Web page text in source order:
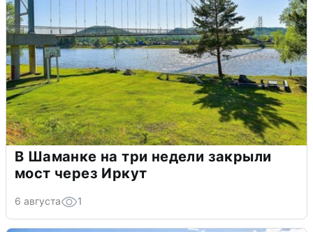
В Шаманке на три недели закрыли
мост через Иркут
6 августа 1